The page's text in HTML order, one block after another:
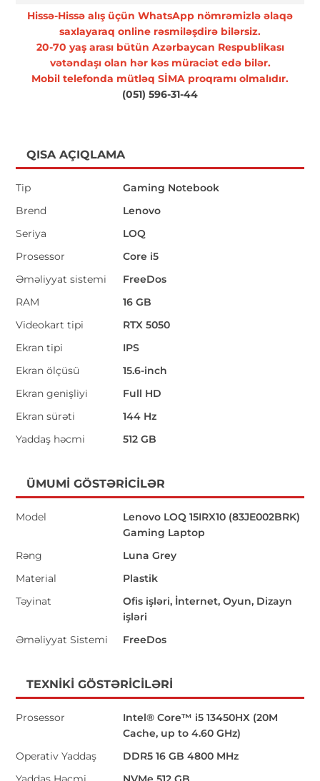
Hissə-Hissə alış üçün WhatsApp nömrəmizlə əlaqə
saxlayaraq online rəsmiləşdirə bilərsiz.
20-70 yaş arası bütün Azərbaycan Respublikası
vətəndaşı olan hər kəs müraciət edə bilər.
Mobil telefonda mütləq SİMA proqramı olmalıdır.
(051) 596-31-44
QISA AÇIQLAMA
Tip
Gaming Notebook
Brend
Lenovo
Seriya
LOQ
Prosessor
Core i5
Əməliyyat sistemi
FreeDos
RAM
16 GB
Videokart tipi
RTX 5050
Ekran tipi
IPS
Ekran ölçüsü
15.6-inch
Ekran genişliyi
Full HD
Ekran sürəti
144 Hz
Yaddaş həcmi
512 GB
ÜMUMI GÖSTƏRICILƏR
Model
Lenovo LOQ 15IRX10 (83JE002BRK)
Gaming Laptop
Rəng
Luna Grey
Material
Plastik
Təyinat
Ofis işləri, İnternet, Oyun, Dizayn
işləri
Əməliyyat Sistemi
FreeDos
TEXNIKI GÖSTƏRICILƏRI
Prosessor
Intel® Core™ i5 13450HX (20M
Cache, up to 4.60 GHz)
Operativ Yaddaş
DDR5 16 GB 4800 MHz